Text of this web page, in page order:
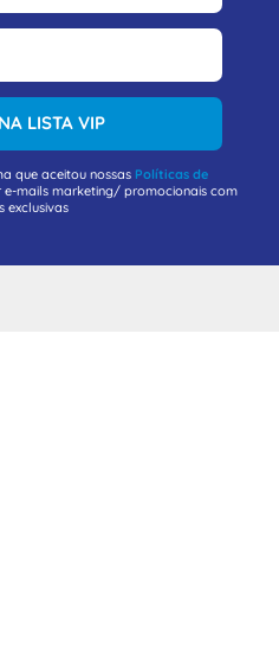
LISTA VIP
que aceitou nossas Políticas de
mails marketing/ promocionais com
exclusivas